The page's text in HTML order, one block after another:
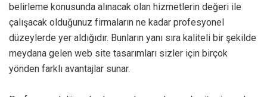
belirleme konusunda alınacak olan hizmetlerin değeri ile
çalışacak olduğunuz firmaların ne kadar profesyonel
düzeylerde yer aldığıdır. Bunların yanı sıra kaliteli bir şekilde
meydana gelen web site tasarımları sizler için birçok
yönden farklı avantajlar sunar.